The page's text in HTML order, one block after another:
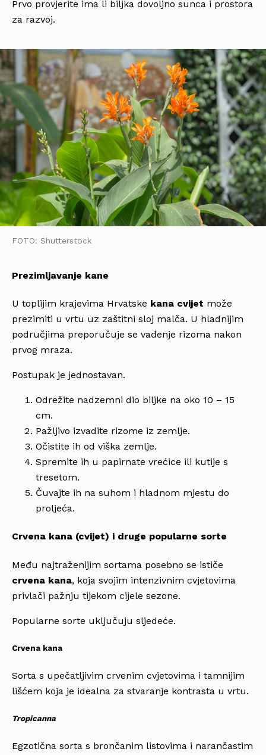
Prvo provjerite ima li biljka dovoljno sunca i prostora
za razvoj.
FOTO: Shutterstock
Prezimljavanje kane
U toplijim krajevima Hrvatske kana cvijet može
prezimiti u vrtu uz zaštitni sloj malča. U hladnijim
područjima preporučuje se vađenje rizoma nakon
prvog mraza.
Postupak je jednostavan.
Odrežite nadzemni dio biljke na oko 10 – 15
cm.
Pažljivo izvadite rizome iz zemlje.
Očistite ih od viška zemlje.
Spremite ih u papirnate vrećice ili kutije s
tresetom.
Čuvajte ih na suhom i hladnom mjestu do
proljeća.
Crvena kana (cvijet) i druge popularne sorte
Među najtraženijim sortama posebno se ističe
crvena kana, koja svojim intenzivnim cvjetovima
privlači pažnju tijekom cijele sezone.
Popularne sorte uključuju sljedeće.
Crvena kana
Sorta s upečatljivim crvenim cvjetovima i tamnijim
lišćem koja je idealna za stvaranje kontrasta u vrtu.
Tropicanna
Egzotična sorta s brončanim listovima i narančastim